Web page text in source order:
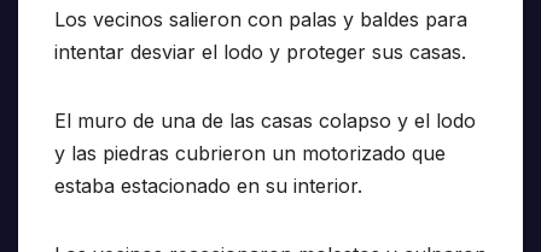
Los vecinos salieron con palas y baldes para
intentar desviar el lodo y proteger sus casas.
El muro de una de las casas colapso y el lodo
y las piedras cubrieron un motorizado que
estaba estacionado en su interior.